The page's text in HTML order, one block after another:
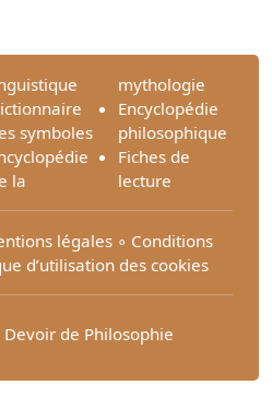
symboles
la
mythologie
Encyclopédie
philosophique
Fiches de
lecture
légales ∘ Conditions
d’utilisation des cookies
de Philosophie